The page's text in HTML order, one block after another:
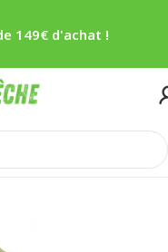
149€ d'achat !